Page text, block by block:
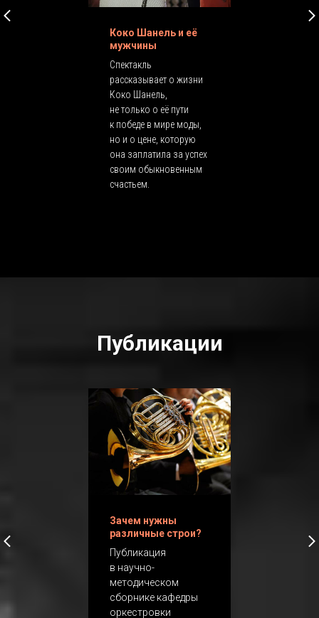
Коко Шанель и её
мужчины
Спектакль
рассказывает о жизни
Коко Шанель,
не только о её пути
к победе в мире моды,
но и о цене, которую
она заплатила за успех
своим обыкновенным
счастьем.
Публикации
Зачем нужны
различные строи?
Публикация
в научно-
методическом
сборнике кафедры
оркестровки